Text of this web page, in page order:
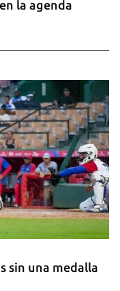
la agenda
a los
contra las
sin una medalla